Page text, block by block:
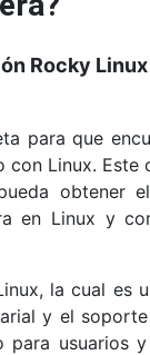
Rocky Linux
para que
Linux. Este
obtener
en Linux y
la cual es
y el
usuarios y